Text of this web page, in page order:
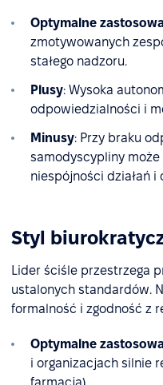
Optymalne
zmotywowanych
stałego nadzoru.
Plusy: Wysoka
odpowiedzialności i
Minusy: Przy braku
samodyscypliny
niespójności działań
Styl
Lider ściśle przestrzega
ustalonych standardów.
formalność i zgodność z
Optymalne
i organizacjach silnie
farmacja).